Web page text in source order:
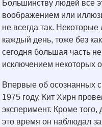
Большинству людей все
воображением или
не всегда так.
каждый день, тоже без
сегодня большая часть
исключением некоторых
Впервые об осознанных
1975 году. Кит Хирн
эксперимент. Кроме того,
это время он наблюдал